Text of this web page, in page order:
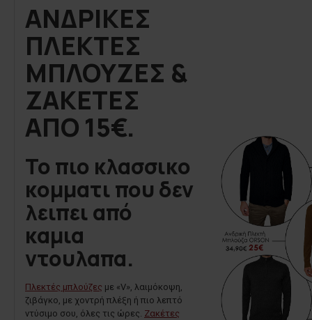
ΑΝΔΡΙΚΕΣ
ΠΛΕΚΤΕΣ
ΜΠΛΟΥΖΕΣ &
ΖΑΚΕΤΕΣ
ΑΠΟ 15€.
Το πιο κλασσικο
κομματι που δεν
λειπει από
καμια
ντουλαπα.
Πλεκτές μπλούζες με «V», λαιμόκοψη,
ζιβάγκο, με χοντρή πλέξη ή πιο λεπτό
ντύσιμο σου, όλες τις ώρες. Ζακέτες